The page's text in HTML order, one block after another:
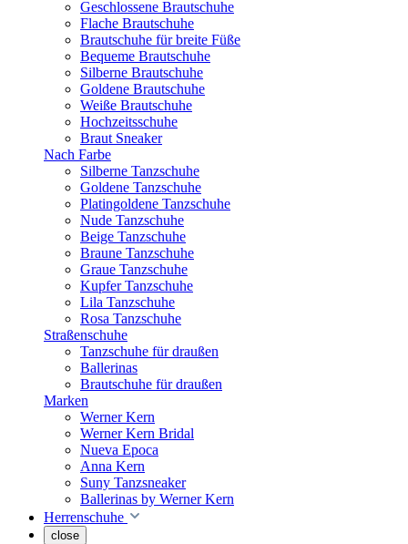
Geschlossene Brautschuhe
Flache Brautschuhe
Brautschuhe für breite Füße
Bequeme Brautschuhe
Silberne Brautschuhe
Goldene Brautschuhe
Weiße Brautschuhe
Hochzeitsschuhe
Braut Sneaker
Nach Farbe
Silberne Tanzschuhe
Goldene Tanzschuhe
Platingoldene Tanzschuhe
Nude Tanzschuhe
Beige Tanzschuhe
Braune Tanzschuhe
Graue Tanzschuhe
Kupfer Tanzschuhe
Lila Tanzschuhe
Rosa Tanzschuhe
Straßenschuhe
Tanzschuhe für draußen
Ballerinas
Brautschuhe für draußen
Marken
Werner Kern
Werner Kern Bridal
Nueva Epoca
Anna Kern
Suny Tanzsneaker
Ballerinas by Werner Kern
Herrenschuhe
close